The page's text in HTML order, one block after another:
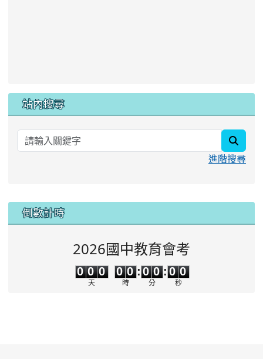
站內搜尋
進階搜尋
::: 倒數計時
2026國中教育會考
0 0 0
天
0
0
0
0
時
:
0
0
0
0
分
:
0
0
0
0
秒